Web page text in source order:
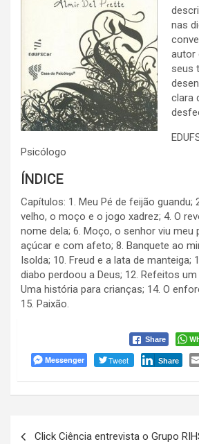
nas
autor
seus
clara
Psicólogo
ÍNDICE
Capítulos: 1. Meu Pé de feijão guandu;
velho, o moço e o jogo xadrez; 4. O
nome dela; 6. Moço, o senhor viu meu
açúcar e com afeto; 8. Banquete ao
Isolda; 10. Freud e a lata de manteiga;
diabo perdoou a Deus; 12. Refeitos
Uma história para crianças; 14. O
15. Paixão.
Share
Messenger
Tweet Share
Click Ciência entrevista o Grupo